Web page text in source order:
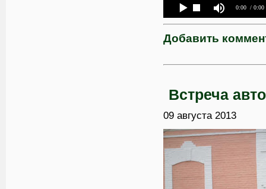
0:00 / 0:00
Добавить
Встреча
09 августа 2013